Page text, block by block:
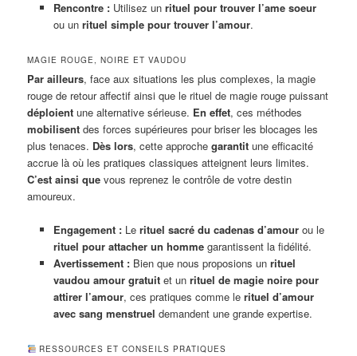
Rencontre :Utilisez un rituel pour trouver l’ame soeur
ou un rituel simple pour trouver l’amour.
MAGIE ROUGE, NOIRE ET VAUDOU
Par ailleurs, face aux situations les plus complexes, la magie
rouge de retour affectif ainsi que le rituel de magie rouge puissant
déploient une alternative sérieuse. En effet, ces méthodes
mobilisent des forces supérieures pour briser les blocages les
plus tenaces. Dès lors, cette approchegarantit une efficacité
accrue là où les pratiques classiques atteignent leurs limites.
C’est ainsi que vous reprenez le contrôle de votre destin
amoureux.
Engagement :Le rituel sacré du cadenas d’amourou le
rituel pour attacher un hommegarantissent la fidélité.
Avertissement :Bien que nous proposions un rituel
vaudou amour gratuitet un rituel de magie noire pour
attirer l’amour, ces pratiques comme le rituel d’amour
avec sang menstruel demandent une grande expertise.
RESSOURCES ET CONSEILS PRATIQUES